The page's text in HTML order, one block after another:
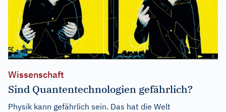
Wissenschaft
Sind Quantentechnologien gefährlich?
Physik kann gefährlich sein. Das hat die Welt